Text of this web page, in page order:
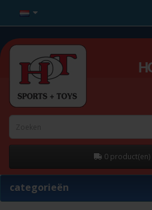
0 product(en)
categorieën